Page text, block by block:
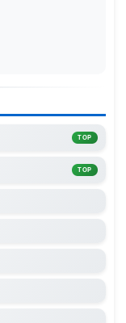
TOP
TOP